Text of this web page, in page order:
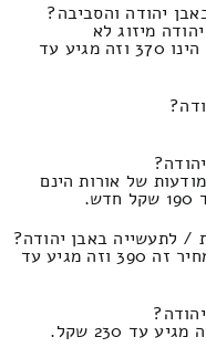
יהודה והסביבה?
מיזוג לא
באינטגרציה של מלאכת מתקין התמחור הינו 370 וזה מגיע עד
של אורות הינם
/ לתעשייה באבן יהודה?
תוכלו להוביל מכשירי חיט למפעלים המחיר זה 390 וזה מגיע עד